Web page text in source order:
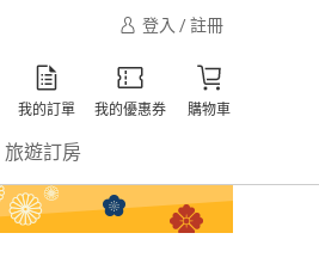
登入 / 註冊
我的訂單 我的優惠券 購物車
旅遊訂房